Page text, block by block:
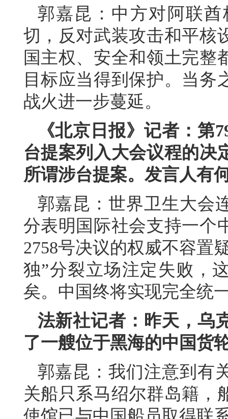
郭嘉昆：中方对阿联
切，反对武装攻击和平核
国主权、安全和领土完整
目标应当得到保护。当务
战火进一步蔓延。
《北京日报》记者：第
台提案列入大会议程的决
所谓涉台提案。发言人有
郭嘉昆：世界卫生大会
分表明国际社会支持一个
2758号决议的权威不容置
独”分裂立场注定失败，
矣。中国终将实现完全统
法新社记者：昨天，乌
了一艘位于黑海的中国货
郭嘉昆：我们注意到有
关船只系马绍尔群岛籍，